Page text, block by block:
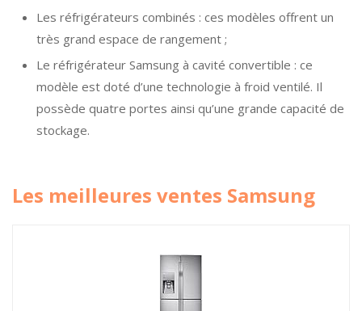
Les réfrigérateurs combinés : ces modèles offrent un
très grand espace de rangement ;
Le réfrigérateur Samsung à cavité convertible : ce
modèle est doté d’une technologie à froid ventilé. Il
possède quatre portes ainsi qu’une grande capacité de
stockage.
Les meilleures ventes Samsung